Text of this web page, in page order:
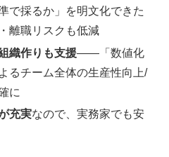
で採るか」を明文化できた
離職リスクも低減
織作りも支援——「数値化
るチーム全体の生産性向上/
に
充実なので、実務家でも安